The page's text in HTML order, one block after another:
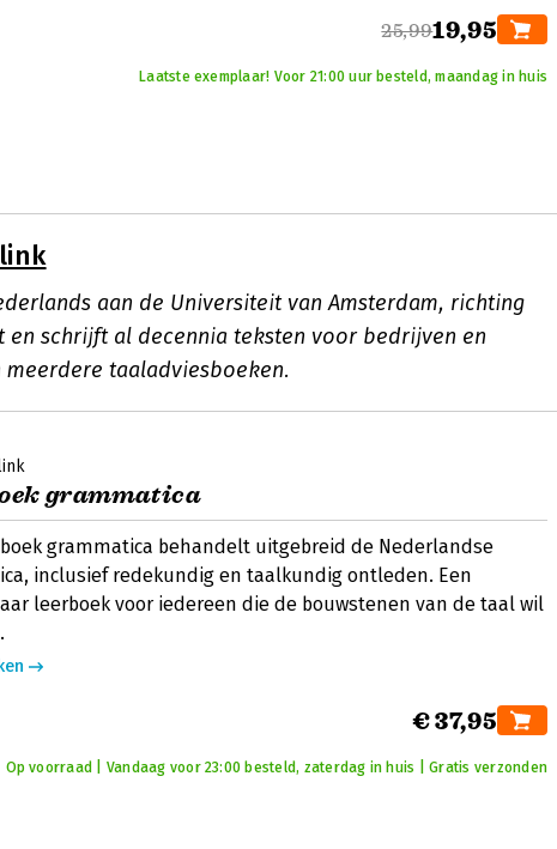
25,9919,95
Laatste exemplaar! Voor 21:00 uur besteld, maandag in huis
aan de Universiteit van Amsterdam, richting
en schrijft al decennia teksten voor bedrijven en
taaladviesboeken.
grammatica
grammatica behandelt uitgebreid de Nederlandse
inclusief redekundig en taalkundig ontleden. Een
leerboek voor iedereen die de bouwstenen van de taal wil
€ 37,95
Op voorraad | Vandaag voor 23:00 besteld, zaterdag in huis | Gratis verzonden